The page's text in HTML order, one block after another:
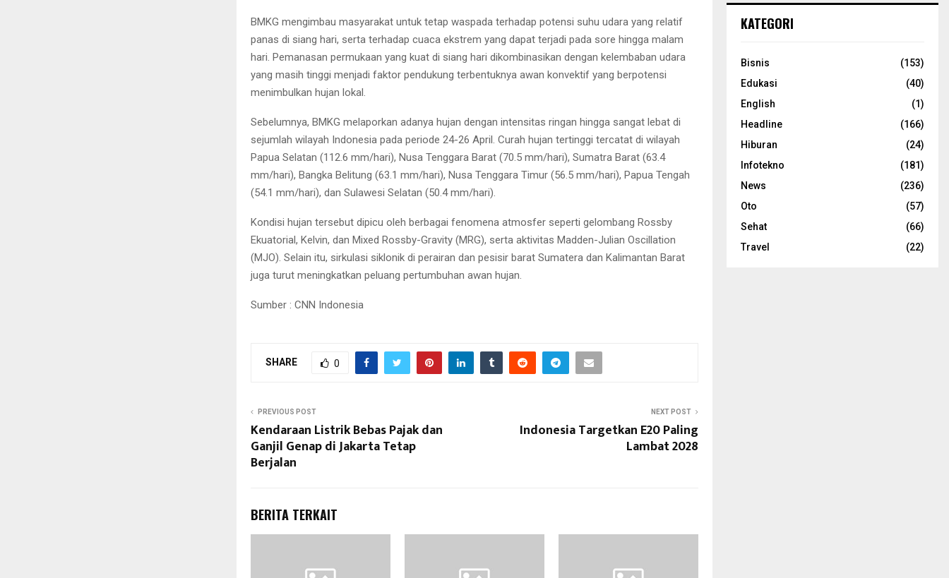
BMKG mengimbau masyarakat untuk tetap waspada terhadap potensi suhu udara yang relatif
panas di siang hari, serta terhadap cuaca ekstrem yang dapat terjadi pada sore hingga malam
hari. Pemanasan permukaan yang kuat di siang hari dikombinasikan dengan kelembaban udara
yang masih tinggi menjadi faktor pendukung terbentuknya awan konvektif yang berpotensi
menimbulkan hujan lokal.
Sebelumnya, BMKG melaporkan adanya hujan dengan intensitas ringan hingga sangat lebat di
sejumlah wilayah Indonesia pada periode 24-26 April. Curah hujan tertinggi tercatat di wilayah
Papua Selatan (112.6 mm/hari), Nusa Tenggara Barat (70.5 mm/hari), Sumatra Barat (63.4
mm/hari), Bangka Belitung (63.1 mm/hari), Nusa Tenggara Timur (56.5 mm/hari), Papua Tengah
(54.1 mm/hari), dan Sulawesi Selatan (50.4 mm/hari).
Kondisi hujan tersebut dipicu oleh berbagai fenomena atmosfer seperti gelombang Rossby
Ekuatorial, Kelvin, dan Mixed Rossby-Gravity (MRG), serta aktivitas Madden-Julian Oscillation
(MJO). Selain itu, sirkulasi siklonik di perairan dan pesisir barat Sumatera dan Kalimantan Barat
juga turut meningkatkan peluang pertumbuhan awan hujan.
Sumber : CNN Indonesia
SHARE 0
PREVIOUS POST
Kendaraan Listrik Bebas Pajak dan
Ganjil Genap di Jakarta Tetap
Berjalan
NEXT POST
Indonesia Targetkan E20 Paling
Lambat 2028
BERITA TERKAIT
KATEGORI
Bisnis
(153)
Edukasi
(40)
English
(1)
Headline
(166)
Hiburan
(24)
Infotekno
(181)
News
(236)
Oto
(57)
Sehat
(66)
Travel
(22)